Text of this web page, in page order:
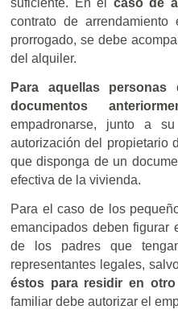
contrato de
prorrogado, se debe
del alquiler.
Para aquellas
documentos
empadronarse, junto a
autorización del propietario
que disponga de un
efectiva de la vivienda.
Para el caso de los
emancipados deben figurar
de los padres que
representantes legales,
éstos para residir en
familiar debe autorizar el